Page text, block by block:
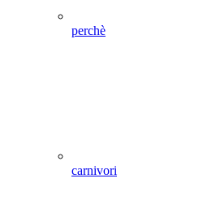
perchè
carnivori